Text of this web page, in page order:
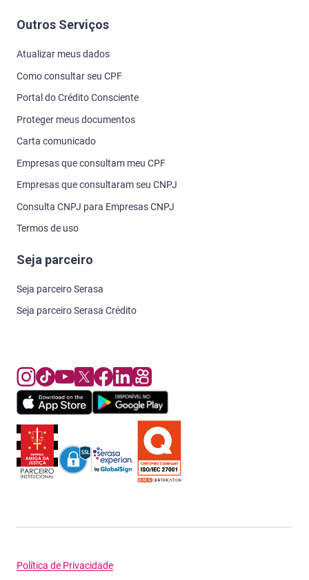
Outros Serviços
Atualizar meus dados
Como consultar seu CPF
Portal do Crédito Consciente
Proteger meus documentos
Carta comunicado
Empresas que consultam meu CPF
Empresas que consultaram seu CNPJ
Consulta CNPJ para Empresas CNPJ
Termos de uso
Seja parceiro
Seja parceiro Serasa
Seja parceiro Serasa Crédito
Política de Privacidade